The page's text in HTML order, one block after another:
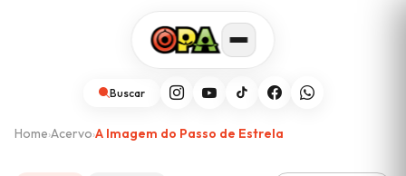
Buscar
Home›Acervo›A Imagem do Passo de Estrela